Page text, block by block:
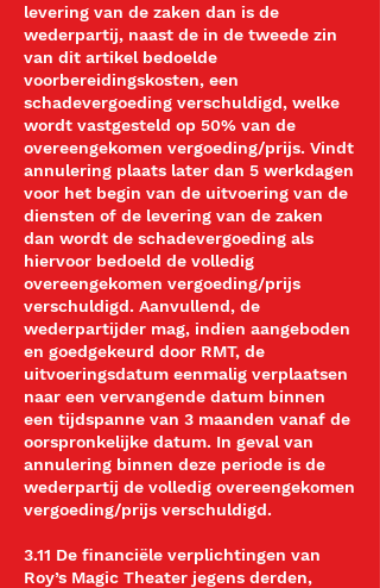
levering van de zaken dan is de
wederpartij, naast de in de tweede zin
van dit artikel bedoelde
voorbereidingskosten, een
schadevergoeding verschuldigd, welke
wordt vastgesteld op 50% van de
overeengekomen vergoeding/prijs. Vindt
annulering plaats later dan 5 werkdagen
voor het begin van de uitvoering van de
diensten of de levering van de zaken
dan wordt de schadevergoeding als
hiervoor bedoeld de volledig
overeengekomen vergoeding/prijs
verschuldigd. Aanvullend, de
wederpartijder mag, indien aangeboden
en goedgekeurd door RMT, de
uitvoeringsdatum eenmalig verplaatsen
naar een vervangende datum binnen
een tijdspanne van 3 maanden vanaf de
oorspronkelijke datum. In geval van
annulering binnen deze periode is de
wederpartij de volledig overeengekomen
vergoeding/prijs verschuldigd.
3.11 De financiële verplichtingen van
Roy’s Magic Theater jegens derden,